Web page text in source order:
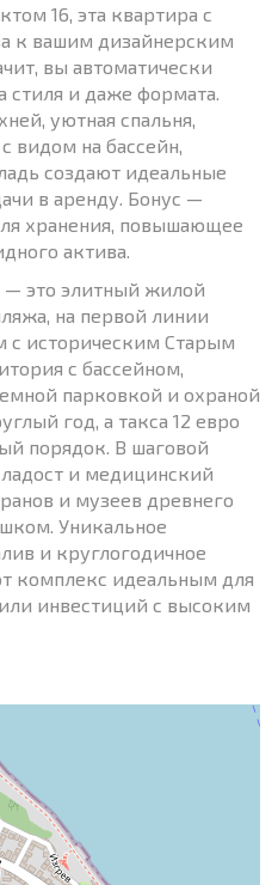
16, эта квартира с
к вашим дизайнерским
вы автоматически
стиля и даже формата.
уютная спальня,
видом на бассейн,
создают идеальные
в аренду. Бонус —
хранения, повышающее
актива.
— это элитный жилой
на первой линии
с историческим Старым
с бассейном,
парковкой и охраной
год, а такса 12 евро
порядок. В шаговой
и медицинский
и музеев древнего
Уникальное
и круглогодичное
комплекс идеальным для
инвестиций с высоким